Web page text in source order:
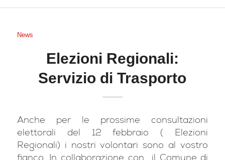
News
Elezioni Regionali:
Servizio di Trasporto
Anche per le prossime consultazioni
elettorali del 12 febbraio ( Elezioni
Regionali) i nostri volontari sono al vostro
fianco. In collaborazione con il Comune di